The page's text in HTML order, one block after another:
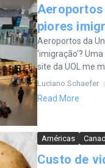
Aeroportos
piores
Aeroportos da
‘imigração’?
site da UOL me
Luciano Schaefer
Read More
Américas
Custo de